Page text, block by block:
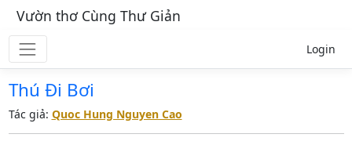
Vườn thơ Cùng Thư Giản
Login
Thú Đi Bơi
Tác giả: Quoc Hung Nguyen Cao